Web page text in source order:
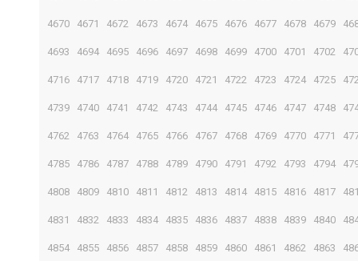
4670 4671 4672 4673 4674 4675 4676 4677 4678 4679
4693 4694 4695 4696 4697 4698 4699 4700 4701 4702
4716 4717 4718 4719 4720 4721 4722 4723 4724 4725
4739 4740 4741 4742 4743 4744 4745 4746 4747 4748
4762 4763 4764 4765 4766 4767 4768 4769 4770 4771
4785 4786 4787 4788 4789 4790 4791 4792 4793 4794
4808 4809 4810 4811 4812 4813 4814 4815 4816 4817
4831 4832 4833 4834 4835 4836 4837 4838 4839 4840
4854 4855 4856 4857 4858 4859 4860 4861 4862 4863